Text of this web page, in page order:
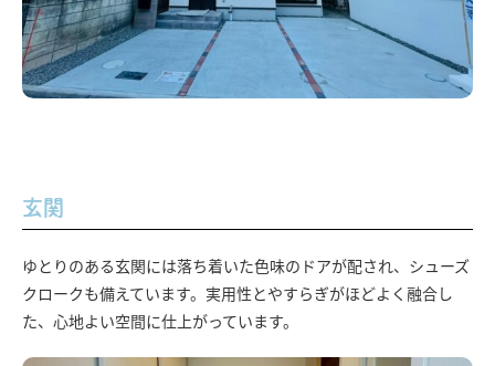
玄関
ゆとりのある玄関には落ち着いた色味のドアが配され、シューズ
クロークも備えています。実用性とやすらぎがほどよく融合し
た、心地よい空間に仕上がっています。